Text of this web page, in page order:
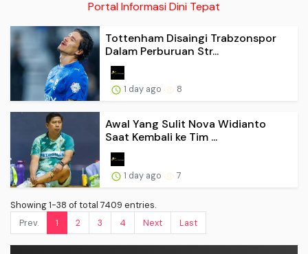
Portal Informasi Dini Tepat
Tottenham Disaingi Trabzonspor
Dalam Perburuan Str...
1 day ago 8
Awal Yang Sulit Nova Widianto
Saat Kembali ke Tim ...
1 day ago 7
Showing 1-38 of total 7409 entries.
Prev.
1 2 3 4 Next Last